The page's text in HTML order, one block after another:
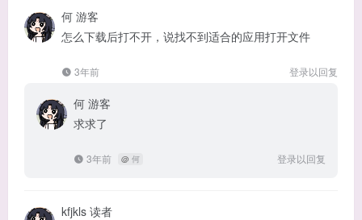
何 游客
怎么下载后打不开，说找不到适合的应用打开文件
3年前 登录以回复
何 游客
求求了
3年前 @ 何 登录以回复
kfjkls 读者